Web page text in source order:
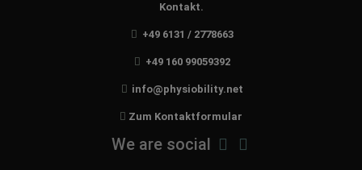
Kontakt.
+49 6131 / 2778663
+49 160 99059392
info@physiobility.net
Zum Kontaktformular
We are social